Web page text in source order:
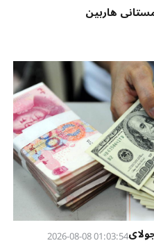
هاربین
01:03:54 2026-08-08